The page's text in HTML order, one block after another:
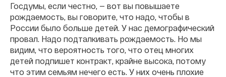
Госдумы, если честно, — вот вы повышаете
рождаемость, вы говорите, что надо, чтобы в
России было больше детей. У нас демографический
провал. Надо подталкивать рождаемость. Но мы
видим, что вероятность того, что отец многих
детей подпишет контракт, крайне высока, потому
что этим семьям нечего есть. У них очень плохие